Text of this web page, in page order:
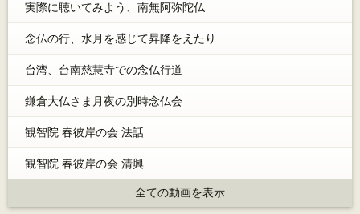
実際に聴いてみよう、南無阿弥陀仏
念仏の行、水月を感じて昇降をえたり
台湾、台南慈慧寺での念仏行道
鎌倉大仏さま月夜の別時念仏会
観智院 春彼岸の会 法話
観智院 春彼岸の会 清興
全ての動画を表示